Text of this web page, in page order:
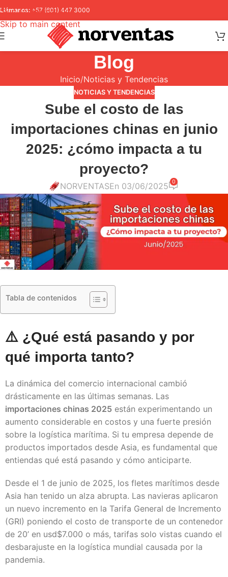
Skip to navigation
Skip to main content
Llámanos: +57 (601) 447 3000
Blog
Inicio Noticias y Tendencias
NOTICIAS Y TENDENCIAS
Sube el costo de las
importaciones chinas en junio
2025: ¿cómo impacta a tu
proyecto?
NORVENTASEn 03/06/2025 0
Tabla de contenidos
⚠️ ¿Qué está pasando y por
qué importa tanto?
La dinámica del comercio internacional cambió
drásticamente en las últimas semanas. Las
importaciones chinas 2025 están experimentando un
aumento considerable en costos y una fuerte presión
sobre la logística marítima. Si tu empresa depende de
productos importados desde Asia, es fundamental que
entiendas qué está pasando y cómo anticiparte.
Desde el 1 de junio de 2025, los fletes marítimos desde
Asia han tenido un alza abrupta. Las navieras aplicaron
un nuevo incremento en la Tarifa General de Incremento
(GRI) poniendo el costo de transporte de un contenedor
de 20’ en usd$7.000 o más, tarifas solo vistas cuando el
desbarajuste en la logística mundial causada por la
pandemia.